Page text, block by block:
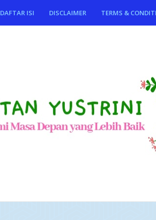
DAFTAR ISI DISCLAIMER TERMS &